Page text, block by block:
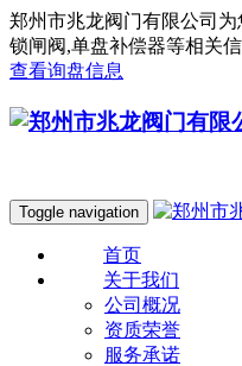
郑州市兆龙阀门有限公司
锁闸阀,单盘补偿器等相关
查看询盘信息
Toggle navigation
首页
关于我们
公司概况
资质荣誉
服务承诺